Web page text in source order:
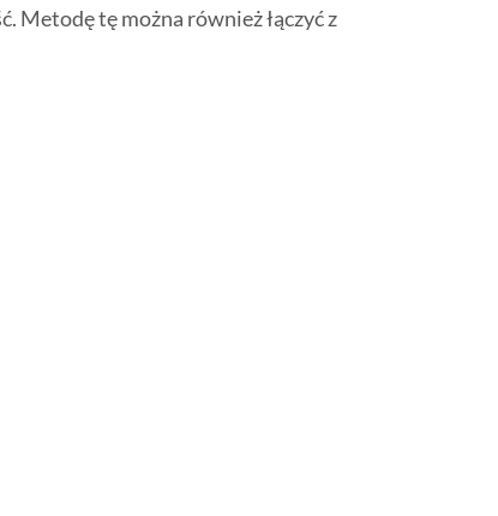
Metodę tę można również łączyć z